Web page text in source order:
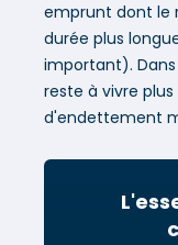
emprunt dont le
durée plus
important).
reste à vivre
d'endettement